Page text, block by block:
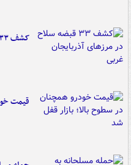
کشف ۳۳ قبضه سلاح در مرزهای آذربایجان غربی
قیمت